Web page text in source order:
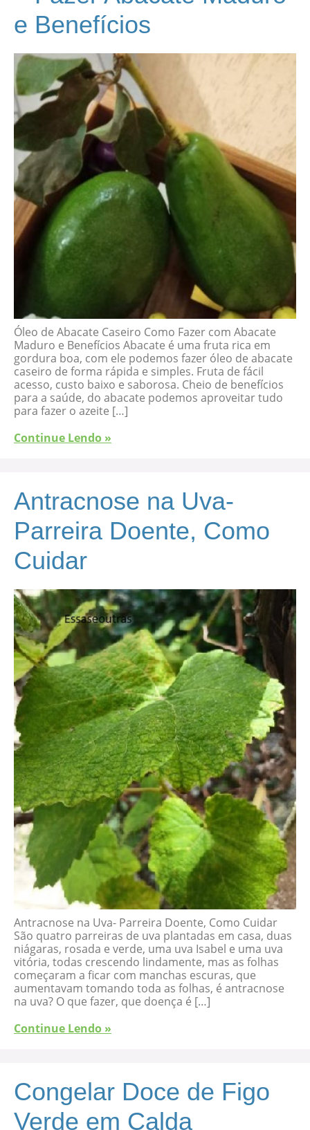
e Benefícios
Óleo de Abacate Caseiro Como Fazer com Abacate
Maduro e Benefícios Abacate é uma fruta rica em
gordura boa, com ele podemos fazer óleo de abacate
caseiro de forma rápida e simples. Fruta de fácil
acesso, custo baixo e saborosa. Cheio de benefícios
para a saúde, do abacate podemos aproveitar tudo
para fazer o azeite […]
Continue Lendo »
Antracnose na Uva-
Parreira Doente, Como
Cuidar
Antracnose na Uva- Parreira Doente, Como Cuidar
São quatro parreiras de uva plantadas em casa, duas
niágaras, rosada e verde, uma uva Isabel e uma uva
vitória, todas crescendo lindamente, mas as folhas
começaram a ficar com manchas escuras, que
aumentavam tomando toda as folhas, é antracnose
na uva? O que fazer, que doença é […]
Continue Lendo »
Congelar Doce de Figo
Verde em Calda